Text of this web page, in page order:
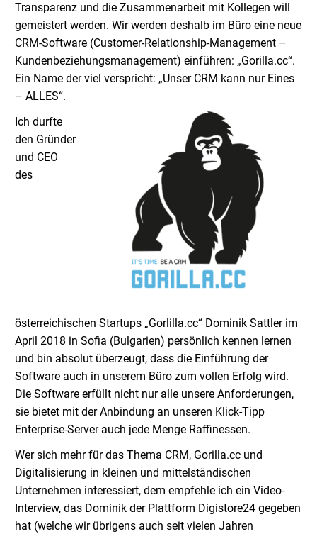
Transparenz und die Zusammenarbeit mit Kollegen will
gemeistert werden. Wir werden deshalb im Büro eine neue
CRM-Software (Customer-Relationship-Management –
Kundenbeziehungsmanagement) einführen: „Gorilla.cc“.
Ein Name der viel verspricht: „Unser CRM kann nur Eines
– ALLES“.
Ich durfte
den Gründer
und CEO
des
österreichischen Startups „Gorlilla.cc“ Dominik Sattler im
April 2018 in Sofia (Bulgarien) persönlich kennen lernen
und bin absolut überzeugt, dass die Einführung der
Software auch in unserem Büro zum vollen Erfolg wird.
Die Software erfüllt nicht nur alle unsere Anforderungen,
sie bietet mit der Anbindung an unseren Klick-Tipp
Enterprise-Server auch jede Menge Raffinessen.
Wer sich mehr für das Thema CRM, Gorilla.cc und
Digitalisierung in kleinen und mittelständischen
Unternehmen interessiert, dem empfehle ich ein Video-
Interview, das Dominik der Plattform Digistore24 gegeben
hat (welche wir übrigens auch seit vielen Jahren